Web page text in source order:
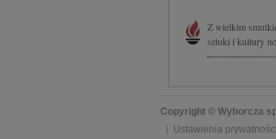
Z wielkim
sztuki i kultury
Copyright © Wyborcza
Ustawienia prywatności